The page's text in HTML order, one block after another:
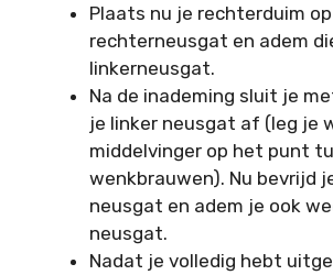
Plaats nu je rechterduim
rechterneusgat en adem
linkerneusgat.
Na de inademing sluit je
je linker neusgat af (leg je
middelvinger op het punt
wenkbrauwen). Nu bevrijd
neusgat en adem je ook
neusgat.
Nadat je volledig hebt